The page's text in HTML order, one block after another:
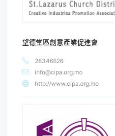
望德堂區創意產業促進會
28346626
info@cipa.org.mo
http://www.cipa.org.mo